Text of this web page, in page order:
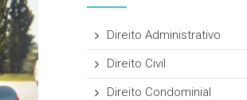
Direito Administrativo
Direito Civil
Direito Condominial